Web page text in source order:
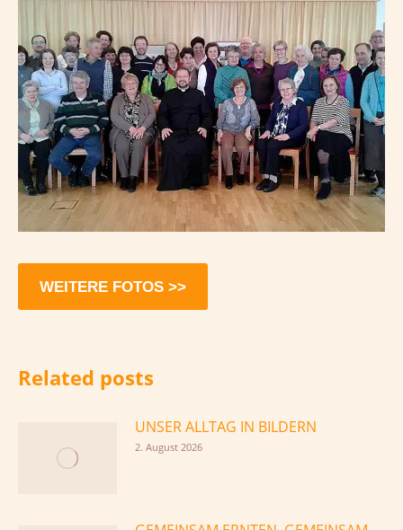
WEITERE FOTOS >>
Related posts
UNSER ALLTAG IN BILDERN
2. August 2026